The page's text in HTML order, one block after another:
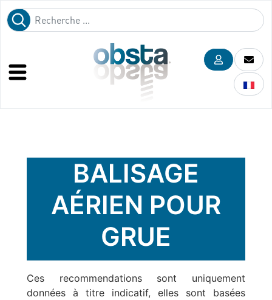
BALISAGE
AÉRIEN POUR
GRUE
Ces recommendations sont uniquement
données à titre indicatif, elles sont basées